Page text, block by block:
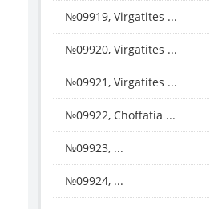
№09919, Virgatites ...
№09920, Virgatites ...
№09921, Virgatites ...
№09922, Choffatia ...
№09923, ...
№09924, ...